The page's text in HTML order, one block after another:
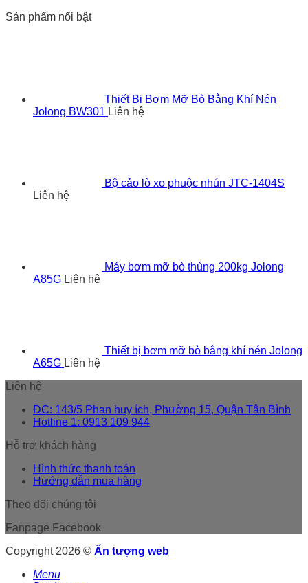
Sản phẩm nổi bật
Thiết Bị Bơm Mỡ Bò Bằng Khí Nén
Jolong BW301 Liên hệ
Bộ cảo lò xo phuộc nhún JTC-1404S
Liên hệ
Máy bơm mỡ bò thùng 200kg Jolong
A85G Liên hệ
Thiết bị bơm mỡ bò bằng khí nén Jolong
A65G Liên hệ
Liên hệ
ĐC: 143/5 Phan huy ích, Phường 15, Quận Tân Bình
Hotline 1: 0913 109 944
Hỗ trợ khách hàng
Hình thức thanh toán
Hướng dẫn mua hàng
Theo dõi chúng tôi
Fanpage Facebook
Copyright 2026 © Ấn tượng web
Menu